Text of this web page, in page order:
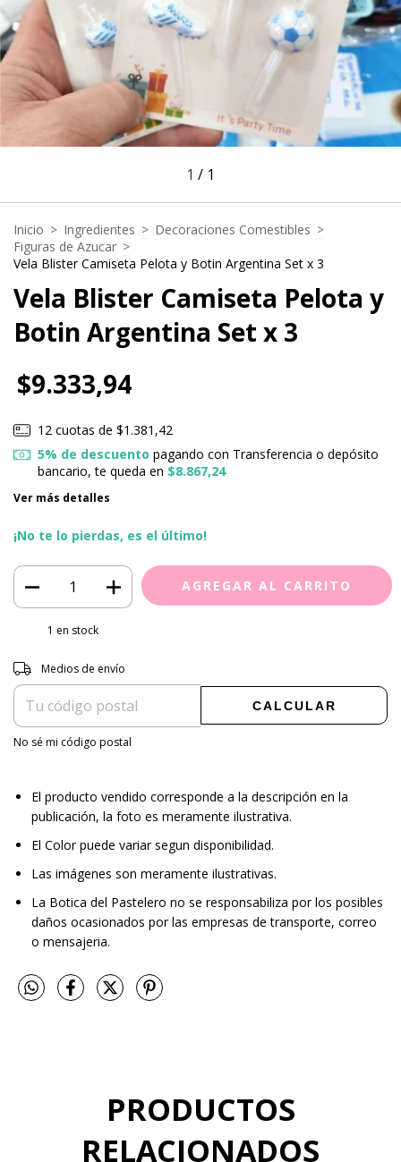
1 / 1
Inicio > Ingredientes > Decoraciones Comestibles >
Figuras de Azucar >
Vela Blister Camiseta Pelota y Botin Argentina Set x 3
Vela Blister Camiseta Pelota y
Botin Argentina Set x 3
$9.333,94
12 cuotas de $1.381,42
5% de descuento pagando con Transferencia o depósito
bancario, te queda en $8.867,24
Ver más detalles
¡No te lo pierdas, es el último!
1 en stock
Entregas para el CP:
Medios de envío
CALCULAR
No sé mi código postal
El producto vendido corresponde a la descripción en la
publicación, la foto es meramente ilustrativa.
El Color puede variar segun disponibilidad.
Las imágenes son meramente ilustrativas.
La Botica del Pastelero no se responsabiliza por los posibles
daños ocasionados por las empresas de transporte, correo
o mensajeria.
PRODUCTOS
RELACIONADOS